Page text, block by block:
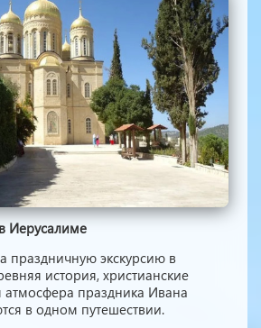
Иерусалиме
праздничную экскурсию в
история, христианские
атмосфера праздника Ивана
в одном путешествии.